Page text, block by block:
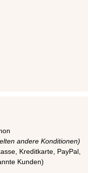
andere Konditionen)
Kreditkarte, PayPal,
Kunden)